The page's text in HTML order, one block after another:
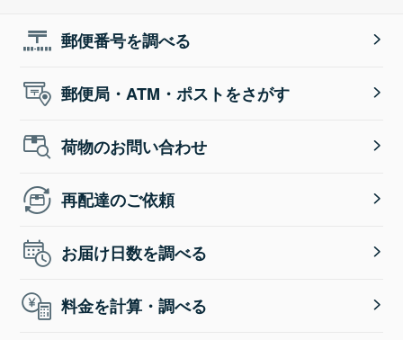
郵便番号を調べる
郵便局・ATM・ポストをさがす
荷物のお問い合わせ
再配達のご依頼
お届け日数を調べる
料金を計算・調べる